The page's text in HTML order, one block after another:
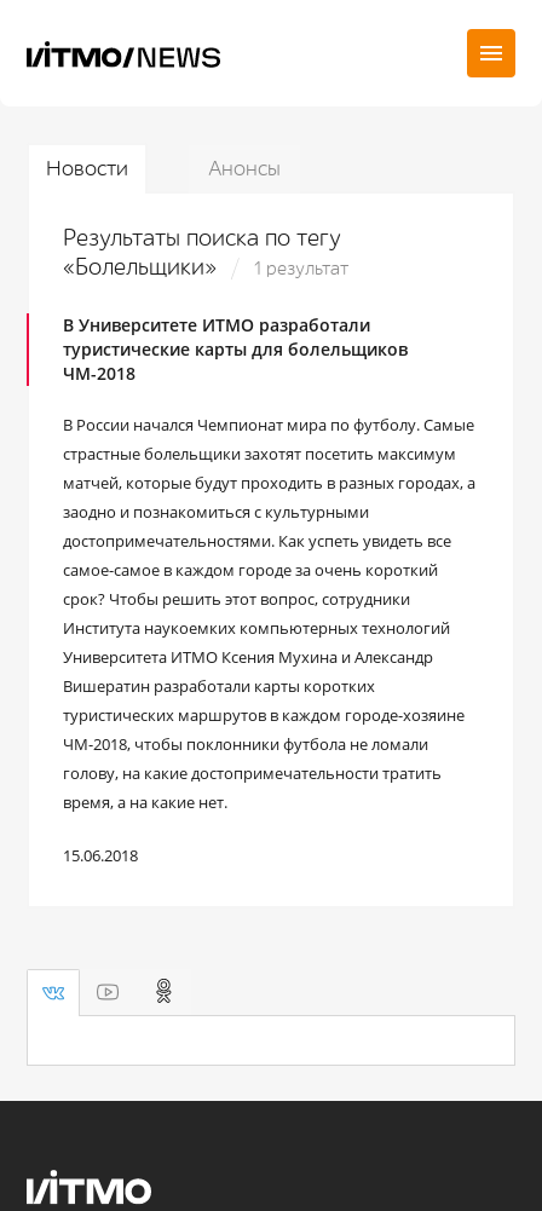
Новости Анонсы
Результаты поиска по тегу
«Болельщики»
1 результат
В Университете ИТМО разработали
туристические карты для болельщиков
ЧМ-2018
В России начался Чемпионат мира по футболу. Самые
страстные болельщики захотят посетить максимум
матчей, которые будут проходить в разных городах, а
заодно и познакомиться с культурными
достопримечательностями. Как успеть увидеть все
самое-самое в каждом городе за очень короткий
срок? Чтобы решить этот вопрос, сотрудники
Института наукоемких компьютерных технологий
Университета ИТМО Ксения Мухина и Александр
Вишератин разработали карты коротких
туристических маршрутов в каждом городе-хозяине
ЧМ-2018, чтобы поклонники футбола не ломали
голову, на какие достопримечательности тратить
время, а на какие нет.
15.06.2018